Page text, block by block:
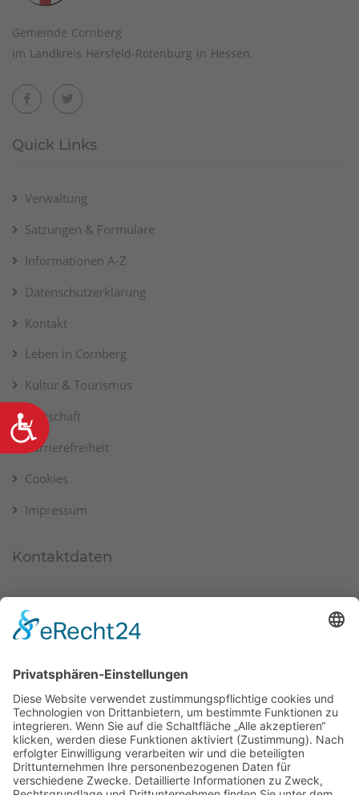
Barrierefreiheit
Gemeinde Cornberg
im Landkreis Hersfeld-Rotenburg in Hessen.
Quick Links
Verwaltung
Satzungen & Formulare
Informationen A-Z
Datenschutzerklärung
Kontakt
Leben in Cornberg
Kultur & Tourismus
Wirtschaft
Barrierefreiheit
Cookies
Impressum
Kontaktdaten
(+49) 5650 9697-0
www.cornberg.de